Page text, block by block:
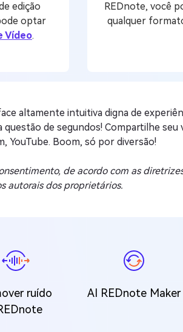
edição
optar
Vídeo.
REDnote, você
qualquer
altamente intuitiva digna de
de segundos! Compartilhe seu
YouTube. Boom, só por diversão!
de acordo com as
autorais dos proprietários.
ruído
AI REDnote Maker